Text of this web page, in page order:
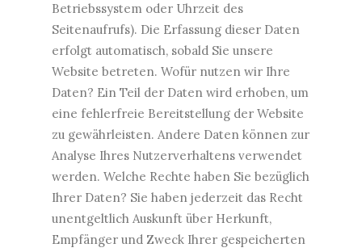
Betriebssystem oder Uhrzeit des
Seitenaufrufs). Die Erfassung dieser Daten
erfolgt automatisch, sobald Sie unsere
Website betreten. Wofür nutzen wir Ihre
Daten? Ein Teil der Daten wird erhoben, um
eine fehlerfreie Bereitstellung der Website
zu gewährleisten. Andere Daten können zur
Analyse Ihres Nutzerverhaltens verwendet
werden. Welche Rechte haben Sie bezüglich
Ihrer Daten? Sie haben jederzeit das Recht
unentgeltlich Auskunft über Herkunft,
Empfänger und Zweck Ihrer gespeicherten